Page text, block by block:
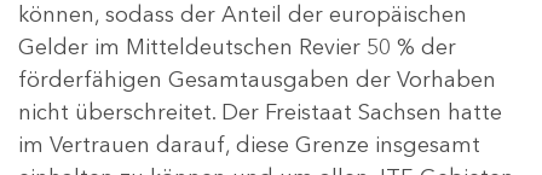
können, sodass der Anteil der europäischen
Gelder im Mitteldeutschen Revier 50 % der
förderfähigen Gesamtausgaben der Vorhaben
nicht überschreitet. Der Freistaat Sachsen hatte
im Vertrauen darauf, diese Grenze insgesamt